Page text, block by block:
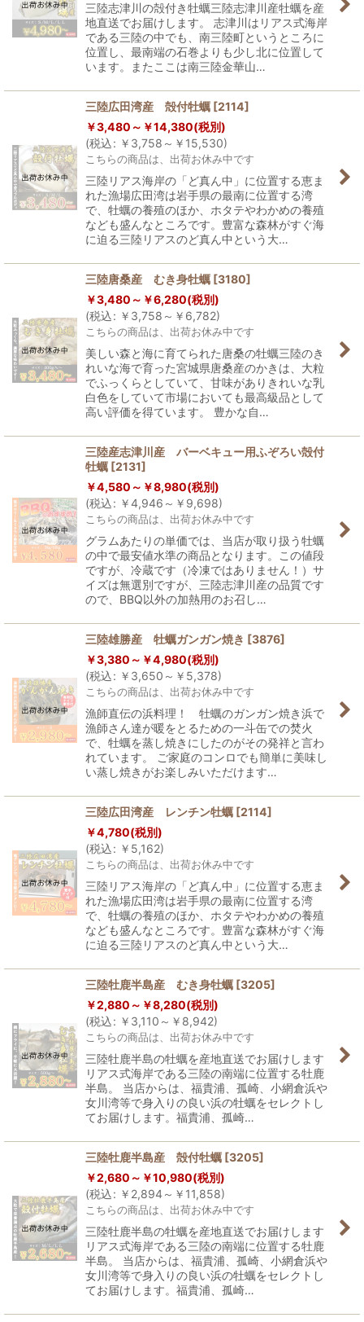
三陸志津川の殻付き牡蠣三陸志津川産牡蠣を産
地直送でお届けします。 志津川はリアス式海岸
である三陸の中でも、南三陸町というところに
位置し、最南端の石巻よりも少し北に位置して
います。またここは南三陸金華山…
三陸広田湾産 殻付牡蠣 [2114]
￥3,480～ ￥14,380(税別)
(税込: ￥ 3,758～ ￥ 15,530)
こちらの商品は、出荷お休み中です
三陸リアス海岸の「ど真ん中」に位置する恵ま
れた漁場広田湾は岩手県の最南に位置する湾
で、牡蠣の養殖のほか、ホタテやわかめの養殖
なども盛んなところです。豊富な森林がすぐ海
に迫る三陸リアスのど真ん中という大…
三陸唐桑産 むき身牡蠣 [3180]
￥3,480～ ￥6,280(税別)
(税込: ￥ 3,758～ ￥ 6,782)
こちらの商品は、出荷お休み中です
美しい森と海に育てられた唐桑の牡蠣三陸のき
れいな海で育った宮城県唐桑産のかきは、大粒
でふっくらとしていて、甘味がありきれいな乳
白色をしていて市場においても最高級品として
高い評価を得ています。 豊かな自…
三陸産志津川産 バーベキュー用ふぞろい殻付
牡蠣 [2131]
￥4,580～ ￥8,980(税別)
(税込: ￥4,946～ ￥ 9,698)
こちらの商品は、出荷お休み中です
グラムあたりの単価では、当店が取り扱う牡蠣
の中で最安値水準の商品となります。この値段
ですが、冷蔵です（冷凍ではありません！）サ
イズは無選別ですが、三陸志津川産の品質です
ので、BBQ以外の加熱用のお召し…
三陸雄勝産 牡蠣ガンガン焼き [3876]
￥3,380～ ￥4,980(税別)
(税込: ￥ 3,650～ ￥ 5,378)
こちらの商品は、出荷お休み中です
漁師直伝の浜料理！ 牡蠣のガンガン焼き浜で
漁師さん達が暖をとるための一斗缶での焚火
で、牡蠣を蒸し焼きにしたのがその発祥と言わ
れています。 ご家庭のコンロでも簡単に美味し
い蒸し焼きがお楽しみいただけます…
三陸広田湾産 レンチン牡蠣 [2114]
￥4,780(税別)
(税込: ￥ 5,162)
こちらの商品は、出荷お休み中です
三陸リアス海岸の「ど真ん中」に位置する恵ま
れた漁場広田湾は岩手県の最南に位置する湾
で、牡蠣の養殖のほか、ホタテやわかめの養殖
なども盛んなところです。豊富な森林がすぐ海
に迫る三陸リアスのど真ん中という大…
三陸牡鹿半島産 むき身牡蠣 [3205]
￥2,880～ ￥8,280(税別)
(税込: ￥ 3,110～ ￥ 8,942)
こちらの商品は、出荷お休み中です
三陸牡鹿半島の牡蠣を産地直送でお届けします
リアス式海岸である三陸の南端に位置する牡鹿
半島。 当店からは、福貴浦、孤崎、小網倉浜や
女川湾等で身入りの良い浜の牡蠣をセレクトし
てお届けします。福貴浦、孤崎…
三陸牡鹿半島産 殻付牡蠣 [3205]
￥2,680～ ￥10,980(税別)
(税込: ￥ 2,894～ ￥ 11,858)
こちらの商品は、出荷お休み中です
三陸牡鹿半島の牡蠣を産地直送でお届けします
リアス式海岸である三陸の南端に位置する牡鹿
半島。 当店からは、福貴浦、孤崎、小網倉浜や
女川湾等で身入りの良い浜の牡蠣をセレクトし
てお届けします。福貴浦、孤崎…